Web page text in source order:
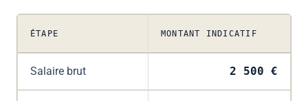
ÉTAPE MONTANT INDICATIF
Salaire brut 2 500 €